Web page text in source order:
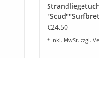
Strandliegetuch
75x150cm
€24,50
* Inkl. MwSt. zzgl.